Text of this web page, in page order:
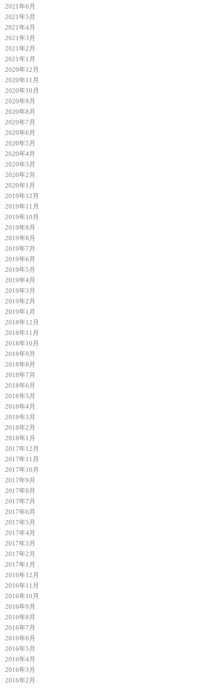
2021年6月
2021年5月
2021年4月
2021年3月
2021年2月
2021年1月
2020年12月
2020年11月
2020年10月
2020年9月
2020年8月
2020年7月
2020年6月
2020年5月
2020年4月
2020年3月
2020年2月
2020年1月
2019年12月
2019年11月
2019年10月
2019年9月
2019年8月
2019年7月
2019年6月
2019年5月
2019年4月
2019年3月
2019年2月
2019年1月
2018年12月
2018年11月
2018年10月
2018年9月
2018年8月
2018年7月
2018年6月
2018年5月
2018年4月
2018年3月
2018年2月
2018年1月
2017年12月
2017年11月
2017年10月
2017年9月
2017年8月
2017年7月
2017年6月
2017年5月
2017年4月
2017年3月
2017年2月
2017年1月
2016年12月
2016年11月
2016年10月
2016年9月
2016年8月
2016年7月
2016年6月
2016年5月
2016年4月
2016年3月
2016年2月